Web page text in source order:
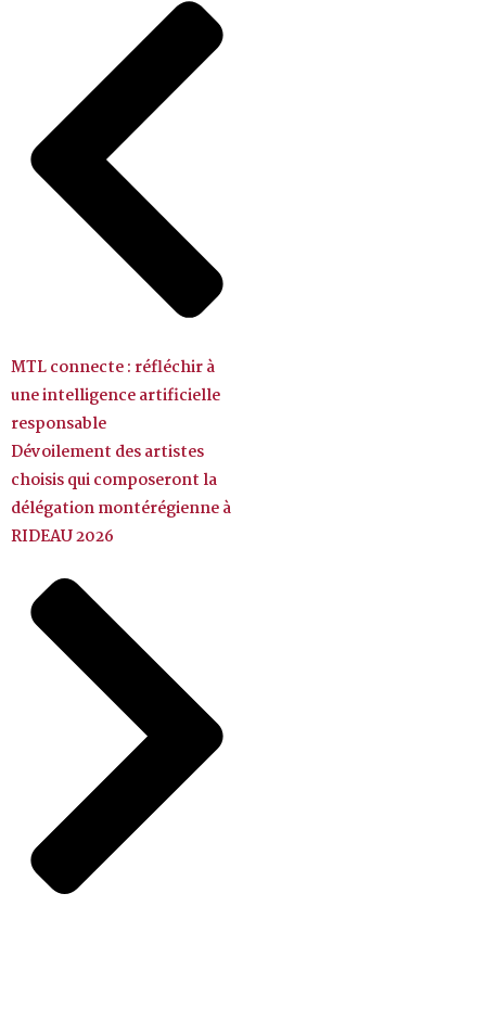
MTL connecte : réfléchir à
une intelligence artificielle
responsable
Dévoilement des artistes
choisis qui composeront la
délégation montérégienne à
RIDEAU 2026